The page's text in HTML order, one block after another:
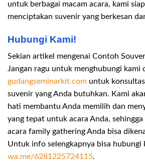
untuk berbagai macam acara, kami
menciptakan suvenir yang berkesan
Hubungi Kami!
Sekian artikel mengenai Contoh
Jangan ragu untuk menghubungi kami
gudangseminarkit.com untuk
suvenir yang Anda butuhkan. Kami
hati membantu Anda memilih dan
yang tepat untuk acara Anda,
acara family gathering Anda bisa
Untuk info selengkapnya bisa hubungi
wa.me/6281225724115.